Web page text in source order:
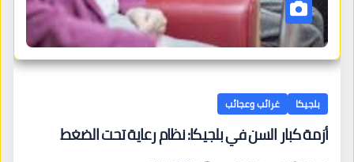
بلجيكا غرائب وعجائب
أزمة كبار السن في بلجيكا: نظام رعاية تحت الضغط